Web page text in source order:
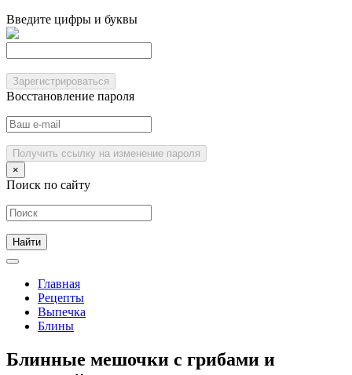
Введите цифры и буквы
Зарегистрироваться
Восстановление пароля
Получить ссылку на изменение пароля
×
Поиск по сайту
Главная
Рецепты
Выпечка
Блины
Блинные мешочки с грибами и